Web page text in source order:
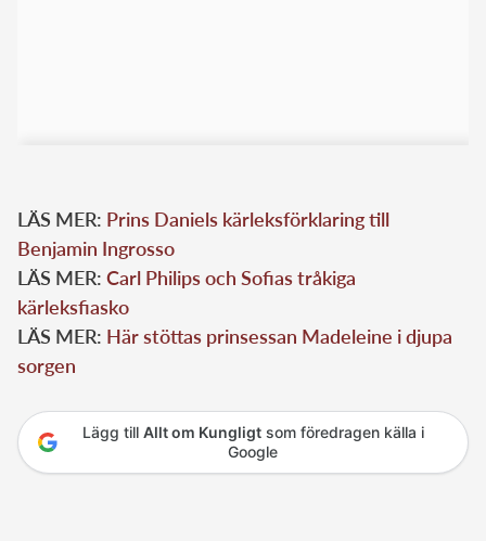
LÄS MER: Prins Daniels kärleksförklaring till
Benjamin Ingrosso
LÄS MER: Carl Philips och Sofias tråkiga
kärleksfiasko
LÄS MER: Här stöttas prinsessan Madeleine i djupa
sorgen
Lägg till Allt om Kungligtsom föredragen källa i
Google